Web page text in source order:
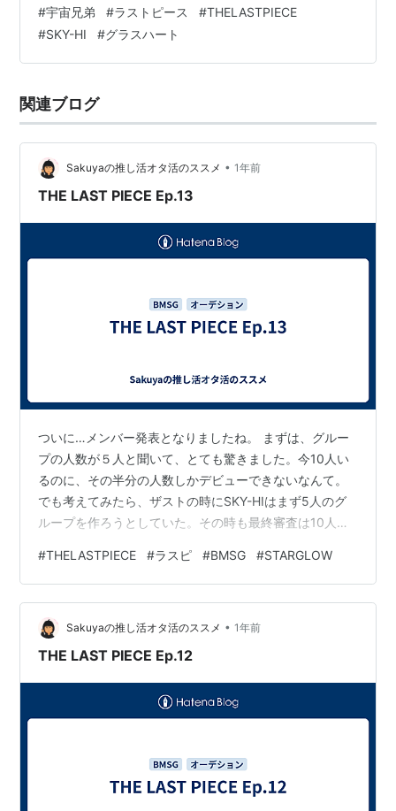
#宇宙兄弟 #ラストピース #THELASTPIECE
#SKY-HI #グラスハート
関連ブログ
Sakuyaの推し活オタ活のススメ • 1年前
THE LAST PIECE Ep.13
ついに…メンバー発表となりましたね。 まずは、グルー
プの人数が５人と聞いて、とても驚きました。今10人い
るのに、その半分の人数しかデビューできないなんて。
でも考えてみたら、ザストの時にSKY-HIはまず5人のグ
ループを作ろうとしていた。その時も最終審査は10人だ
ょうね、という感想でした。そもそもRUIが落ちる要素は
なにもないし、Moonchaserは本当に素晴らしかった。
それにしても、RUIに対して臆面もなく愛を伝える社長。
この4年間を乗り切ってきた2人の時間の重みを感じまし
た。 次がTAIKI。TAIKIも、やっとのデビューに喜ぶさ
#THELASTPIECE #ラスピ #BMSG #STARGLOW
Sakuyaの推し活オタ活のススメ • 1年前
THE LAST PIECE Ep.12